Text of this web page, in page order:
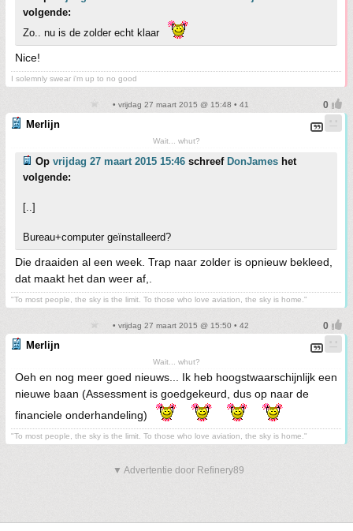
volgende:
Zo.. nu is de zolder echt klaar
Nice!
I solemnly swear i'm up to no good
• vrijdag 27 maart 2015 @ 15:48 • 41
Merlijn
Wait... whut?
Op vrijdag 27 maart 2015 15:46 schreef DonJames het
volgende:
[..]
Bureau+computer geïnstalleerd?
Die draaiden al een week. Trap naar zolder is opnieuw bekleed,
dat maakt het dan weer af,.
"To most people, the sky is the limit. To those who love aviation, the sky is home."
• vrijdag 27 maart 2015 @ 15:50 • 42
Merlijn
Wait... whut?
Oeh en nog meer goed nieuws... Ik heb hoogstwaarschijnlijk een
nieuwe baan (Assessment is goedgekeurd, dus op naar de
financiele onderhandeling)
"To most people, the sky is the limit. To those who love aviation, the sky is home."
▼ Advertentie door Refinery89